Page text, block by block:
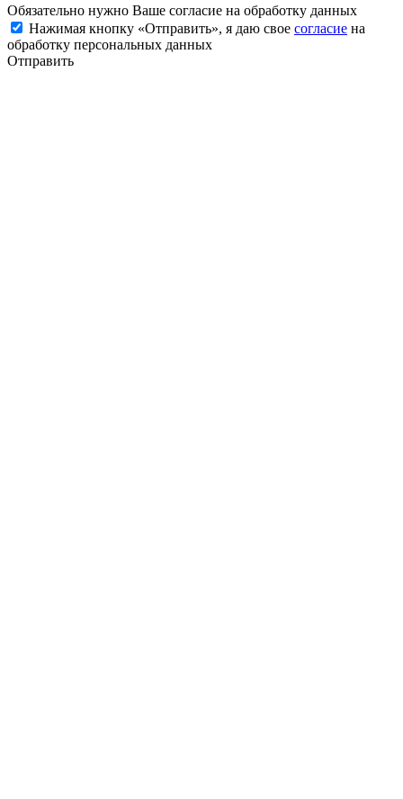
Обязательно нужно Ваше согласие на обработку данных
Нажимая кнопку «Отправить», я даю свое согласие на
обработку персональных данных
Отправить